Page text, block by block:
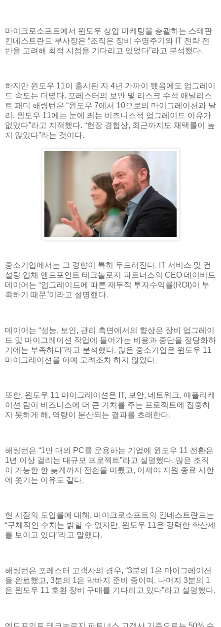
마이크로소프트에서 윈도우 상업 마케팅을 총괄하는 스테판
킨네스트란드 부사장은 “조직은 장비 수명주기와 IT 전략 전
반을 고려해 최적 시점을 기다리고 있었다”라고 분석했다.
하지만 윈도우 11이 출시된 지 4년 가까이 됐음에도 업그레이
드 속도는 더뎠다. 포레스터의 보안 및 리스크 수석 애널리스
트 패디 해링턴은 “윈도우 7에서 10으로의 마이그레이션과 달
리, 윈도우 11에는 눈에 띄는 비즈니스적 업그레이드 이유가
없었다”라고 지적했다. “현장 경험상, 최근까지도 채택률이 높
지 않았다”라는 것이다.
중소기업에서는 그 경향이 특히 두드러진다. IT 서비스 및 컨
설팅 업체 엔드포인트 테크놀로지 파트너스의 CEO 데이비드
메이어는 “업그레이드에 따른 재무적 투자수익률(ROI)이 부
족하기 때문”이라고 설명했다.
메이어는 “성능, 보안, 관리 측면에서의 향상은 장비 업그레이
드 및 마이그레이션 작업에 들어가는 비용과 중단을 정당화하
기에는 부족하다”라고 분석했다. 많은 중소기업은 윈도우 11
마이그레이션을 아예 고려조차 하지 않았다.
또한, 윈도우 11 마이그레이션은 IT, 보안, 네트워크, 애플리케
이션 팀이 비즈니스에 더 큰 가치를 주는 프로젝트에 집중하
지 못하게 해, 역량이 분산되는 결과를 초래한다.
해링턴은 “1만 대의 PC를 운용하는 기업에 윈도우 11 전환은
1년 이상 걸리는 대규모 프로젝트”라고 설명했다. 많은 조직
이 가능한 한 늦게까지 전환을 미뤘고, 이제야 지원 종료 시한
에 쫓기는 이유도 같다.
현 시점의 도입률에 대해, 마이크로소프트의 킨네스트란드는
“구체적인 수치는 밝힐 수 없지만, 윈도우 11은 강력한 확산세
를 보이고 있다”라고 말했다.
해링턴은 포레스터 고객사의 경우, “3분의 1은 마이그레이션
을 완료했고, 3분의 1은 막바지 준비 중이며, 나머지 3분의 1
은 윈도우 11 호환 장비 구매를 기다리고 있다”라고 설명했다.